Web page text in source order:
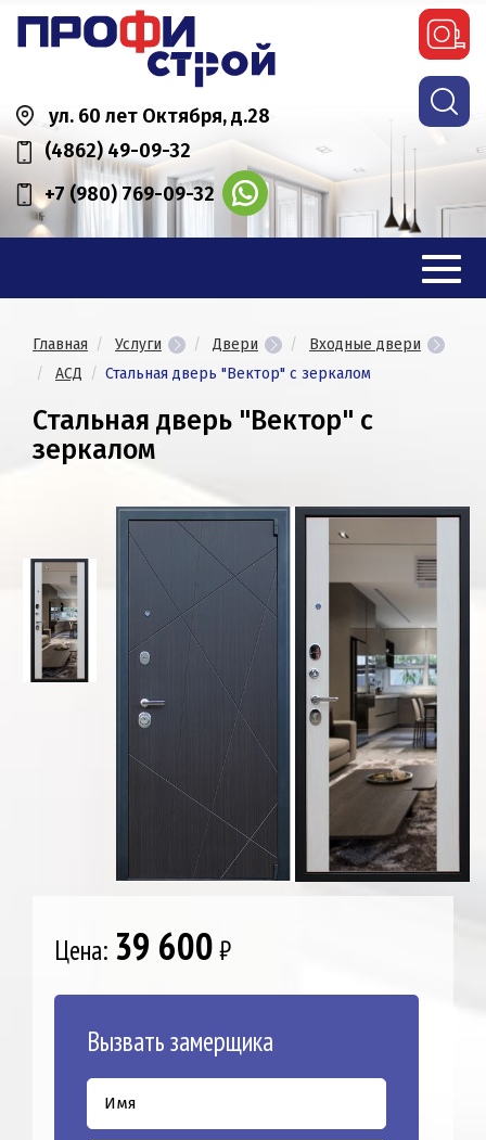
ул. 60 лет Октября, д.28
(4862) 49-09-32
+7 (980) 769-09-32
Главная Услуги Двери
Входные двери
АСД
Стальная дверь "Вектор" с зеркалом
Стальная дверь "Вектор" с
зеркалом
Цена: 39 600₽
Вызвать замерщика